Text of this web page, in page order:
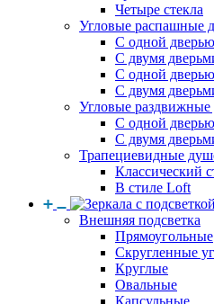
Четыре стекла
Угловые распашные
С одной дверью
С двумя
С одной
С двумя
Угловые
С одной дверью
С двумя
Трапециевидные
Классический
В стиле Loft
Внешняя подсветка
Прямоугольные
Скругленные
Круглые
Овальные
Капсульные